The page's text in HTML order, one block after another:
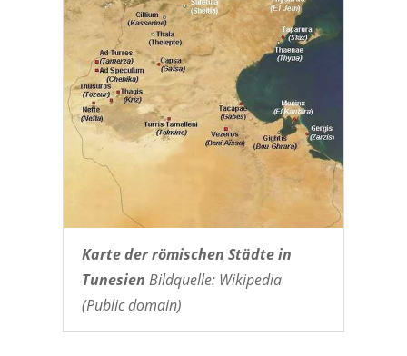
Karte der römischen Städte in
Tunesien Bildquelle: Wikipedia
(Public domain)